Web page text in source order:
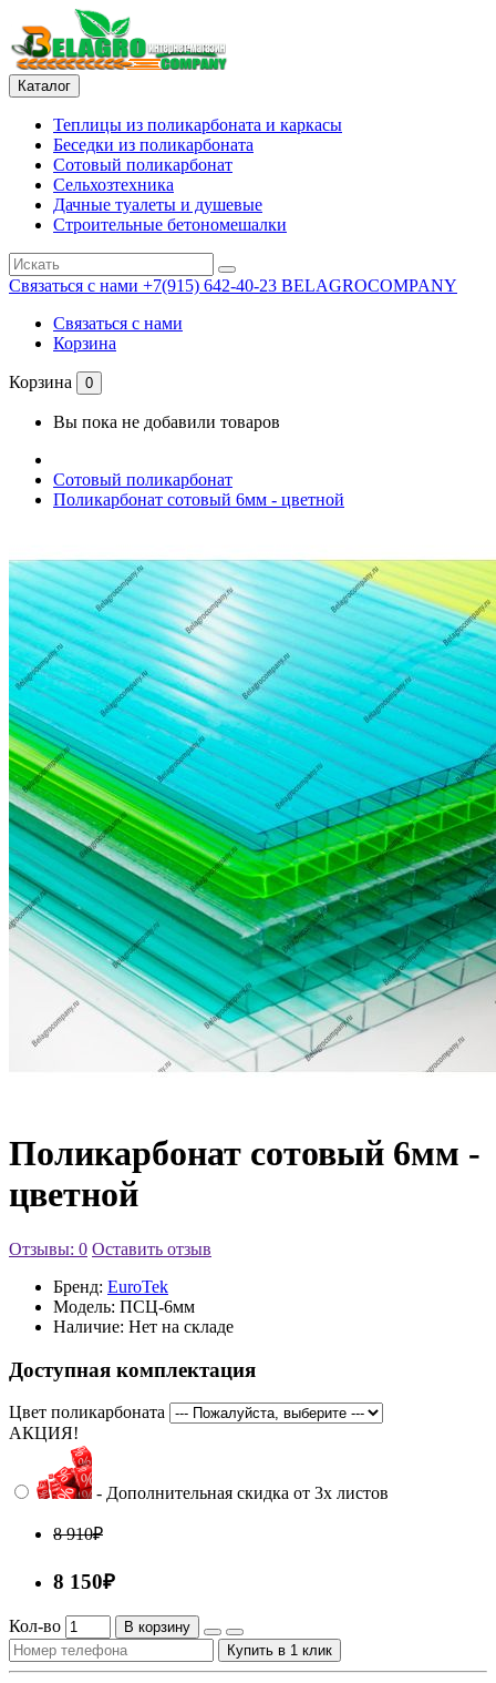
Каталог
Теплицы из поликарбоната и каркасы
Беседки из поликарбоната
Сотовый поликарбонат
Сельхозтехника
Дачные туалеты и душевые
Строительные бетономешалки
Связаться с нами +7(915) 642-40-23 BELAGROCOMPANY
Связаться с нами
Корзина
Корзина 0
Вы пока не добавили товаров
Сотовый поликарбонат
Поликарбонат сотовый 6мм - цветной
Поликарбонат сотовый 6мм -
цветной
Отзывы: 0 Оставить отзыв
Бренд: EuroTek
Модель: ПСЦ-6мм
Наличие: Нет на складе
Доступная комплектация
Цвет поликарбоната
АКЦИЯ!
- Дополнительная скидка от 3х листов
8 910₽
8 150₽
Кол-во
В корзину
Купить в 1 клик